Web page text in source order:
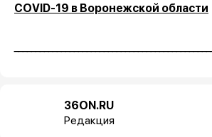
COVID-19 в Воронежской области
36ON.RU
Редакция